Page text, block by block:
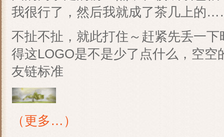
我很行了，然后我就成了茶几上的
不扯不扯，就此打住～赶紧先丢一
得这LOGO是不是少了点什么，空
友链标准
（更多…）